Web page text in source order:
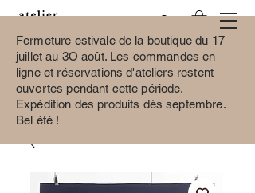
Fermeture estivale de la boutique du 17
juillet au 3O août. Les commandes en
ligne et réservations d'ateliers restent
ouvertes pendant cette période.
Expédition des produits dès septembre.
Bel été !